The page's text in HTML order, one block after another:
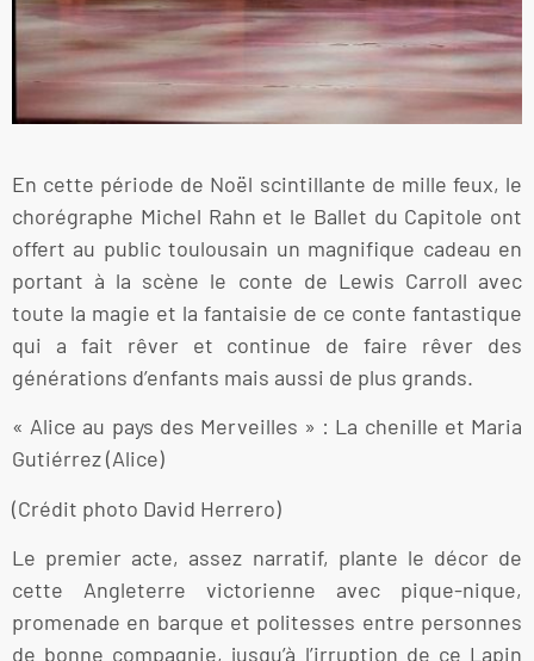
En cette période de Noël scintillante de mille feux, le
chorégraphe Michel Rahn et le Ballet du Capitole ont
offert au public toulousain un magnifique cadeau en
portant à la scène le conte de Lewis Carroll avec
toute la magie et la fantaisie de ce conte fantastique
qui a fait rêver et continue de faire rêver des
générations d’enfants mais aussi de plus grands.
« Alice au pays des Merveilles » : La chenille et Maria
Gutiérrez (Alice)
(Crédit photo David Herrero)
Le premier acte, assez narratif, plante le décor de
cette Angleterre victorienne avec pique-nique,
promenade en barque et politesses entre personnes
de bonne compagnie, jusqu’à l’irruption de ce Lapin